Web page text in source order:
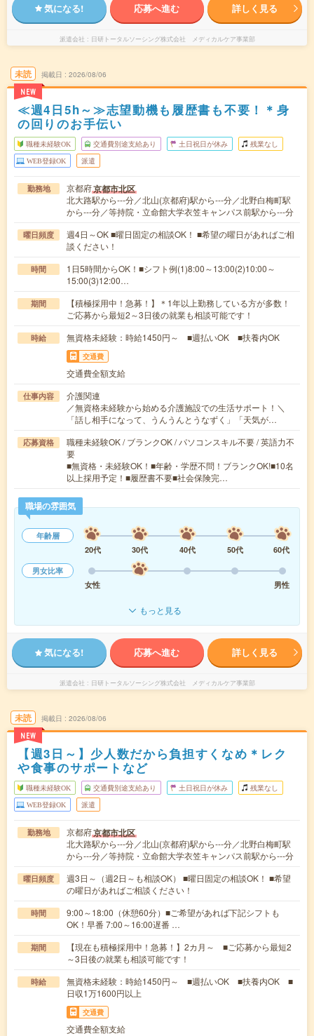
気になる! 応募へ進む 詳しく見る
派遣会社 日研トータルソーシング株式会社 メディカルケア事業部
未読
NEW
掲載日 2026/08/06
≪週4日5h～≫志望動機も履歴書も不要！＊身
の回りのお手伝い
職種未経験OK 交通費別途支給あり 土日祝日が休み 残業なし
WEB登録OK 派遣
勤務地 京都府京都市北区
北大路駅から---分／北山(京都府)駅から---分／北野白梅町駅
から---分／等持院・立命館大学衣笠キャンパス前駅から---分
曜日頻度
週4日～OK ■曜日固定の相談OK！ ■希望の曜日があればご相
談ください！
時間
1日5時間からOK！■シフト例(1)8:00～13:00(2)10:00～
15:00(3)12:00…
期間
【積極採用中！急募！】＊1年以上勤務している方が多数！
ご応募から最短2～3日後の就業も相談可能です！
時給 無資格未経験：時給1450円～ ■週払いOK ■扶養内OK
交通費
交通費全額支給
仕事内容
介護関連
／無資格未経験から始める介護施設での生活サポート！＼
「話し相手になって、うんうんとうなずく」「天気が…
応募資格
職種未経験OK / ブランクOK / パソコンスキル不要 / 英語力不
要
■無資格・未経験OK！■年齢・学歴不問！ブランクOK!■10名
以上採用予定！■履歴書不要■社会保険完…
職場の雰囲気
年齢層
20代
30代 40代 50代
60代
男女比率
女性
男性
もっと見る
気になる! 応募へ進む 詳しく見る
派遣会社 日研トータルソーシング株式会社 メディカルケア事業部
未読
NEW
掲載日 2026/08/06
【週3日～】少人数だから負担すくなめ＊レク
や食事のサポートなど
職種未経験OK 交通費別途支給あり 土日祝日が休み 残業なし
WEB登録OK 派遣
勤務地 京都府京都市北区
北大路駅から---分／北山(京都府)駅から---分／北野白梅町駅
から---分／等持院・立命館大学衣笠キャンパス前駅から---分
曜日頻度
週3日～（週2日～も相談OK） ■曜日固定の相談OK！ ■希望
の曜日があればご相談ください！
時間
9:00～18:00（休憩60分）■ご希望があれば下記シフトも
OK！早番 7:00～16:00遅番 …
期間
【現在も積極採用中！急募！】2カ月～ ■ご応募から最短2
～3日後の就業も相談可能です！
時給
無資格未経験：時給1450円～ ■週払いOK ■扶養内OK ■
日収1万1600円以上
交通費
交通費全額支給